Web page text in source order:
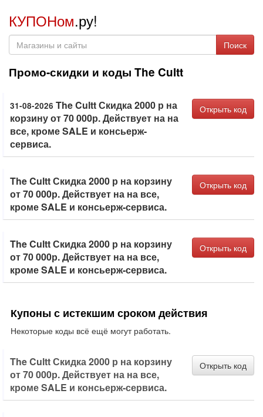
КУПОНом.ру!
Поиск
Промо-скидки и коды The Cultt
31-08-2026 The Cultt Скидка 2000 р на
корзину от 70 000р. Действует на на
все, кроме SALE и консьерж-
сервиса.
Открыть код
The Cultt Скидка 2000 р на корзину
от 70 000р. Действует на на все,
кроме SALE и консьерж-сервиса.
Открыть код
The Cultt Скидка 2000 р на корзину
от 70 000р. Действует на на все,
кроме SALE и консьерж-сервиса.
Открыть код
Купоны с истекшим сроком действия
Некоторые коды всё ещё могут работать.
The Cultt Скидка 2000 р на корзину
от 70 000р. Действует на на все,
кроме SALE и консьерж-сервиса.
Открыть код